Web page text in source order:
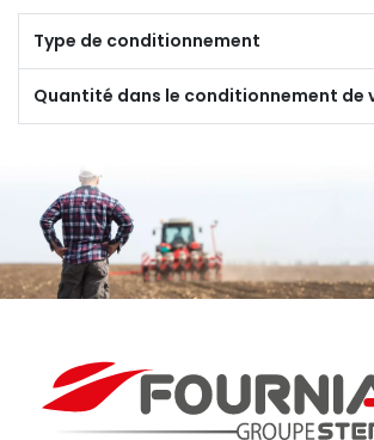
Type de conditionnement
Quantité dans le conditionnement de